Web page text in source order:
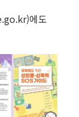
에도